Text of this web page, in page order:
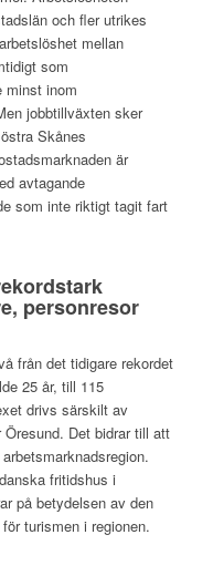
och fler utrikes
mellan
som
minst inom
jobbtillväxten sker
Skånes
är
avtagande
som inte riktigt tagit fart
personresor
från det tidigare rekordet
25 år, till 115
drivs särskilt av
Det bidrar till att
fritidshus i
på betydelsen av den
turismen i regionen.